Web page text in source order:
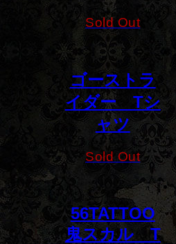
Sold Out
ゴーストラ
イダー Tシ
ャツ
Sold Out
56TATTOO
鬼スカル T